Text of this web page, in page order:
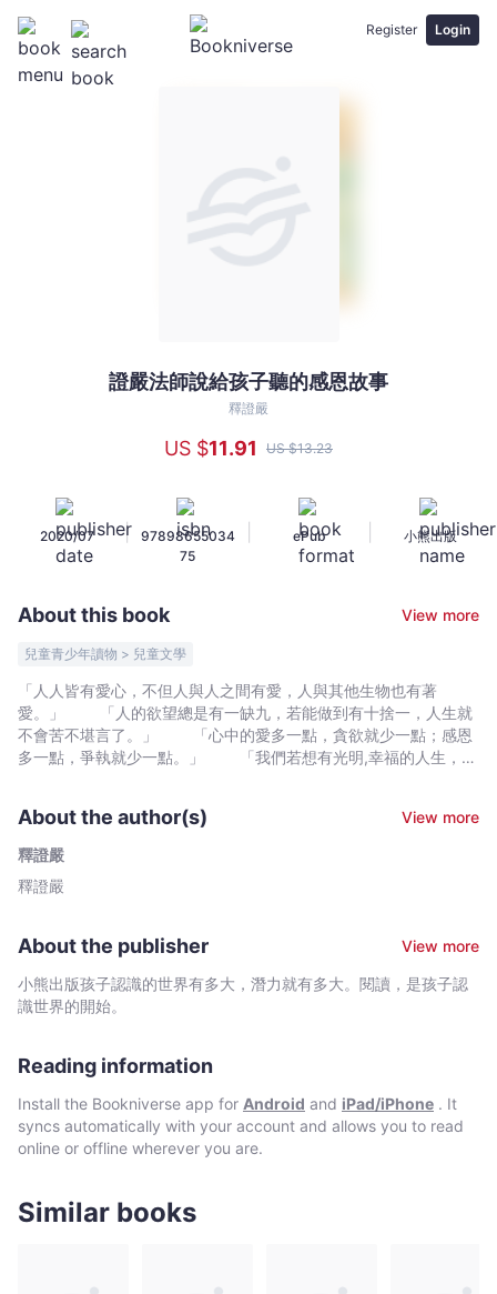
Register Login
的
感
故
事
-
證
-
Bookniverse
證嚴法師說給孩子聽的感恩故事
釋證嚴
US $11.91 US $13.23
2020/07 |
97898655034
75
ePub 小熊出版
About this book View more
兒童青少年讀物 > 兒童文學
「人人皆有愛心，不但人與人之間有愛，人與其他生物也有著
愛。」 「人的欲望總是有一缺九，若能做到有十捨一，人生就
不會苦不堪言了。」 「心中的愛多一點，貪欲就少一點；感恩
多一點，爭執就少一點。」 「我們若想有光明,幸福的人生，就
事不僅蘊含待人處事的道理，還精采有趣,令人深深著迷，現在就讓
證嚴法師說給孩子聽，引導孩子從故事中學習知足和惜福，懂得感
恩和付出，充實快樂人生。 《證嚴法師說給孩子聽的感恩故
事》全書分為「知足感恩」和「破除貪瞋癡念」兩個主題，共收錄
也有寓言故事,民間故事和真人實事，經以兒童文學語言編著，深入
淺出的寓意，適合大孩子自行閱讀，也適合大人與孩子一起共讀，
幫助孩子在成長的過程中懂得對萬物慈愛,樂於付出，進而珍視所有,
端正行為，邁向樂觀自在的未來。 ★書中附有40則靜思語，培
育在家庭中奠基，從生活中做起。 感恩是積極樂觀的正向態
孩子聆聽證嚴上人的開示，一起討論什麼是同理心,感恩心，以及如
何在能力所及關懷他人,照顧他人，培養大愛之心，教導孩子具備健
全人格和堅強意志。 本書特色 懂得感恩的孩子不會自私的一味
和包容； 懂得感恩的孩子不會以自我為中心，而是能夠意識到
別人為自己做了什麼，並對生命的經歷心存感激； 懂得感恩的
About the author(s)
View more
釋證嚴
釋證嚴
About the publisher
View more
小熊出版孩子認識的世界有多大，潛力就有多大。閱讀，是孩子認
識世界的開始。
Reading information
Install the Bookniverse app for Android and iPad/iPhone . It
syncs automatically with your account and allows you to read
online or offline wherever you are.
Similar books